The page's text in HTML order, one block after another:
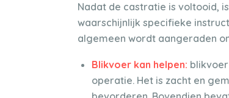
Nadat de castratie is voltooid,
waarschijnlijk specifieke
algemeen wordt aangeraden
Blikvoer kan helpen:
operatie. Het is zacht en